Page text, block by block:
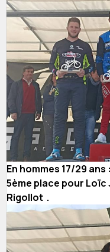
En hommes 17/29 ans :
5ème place pour Loïc
Rigollot .